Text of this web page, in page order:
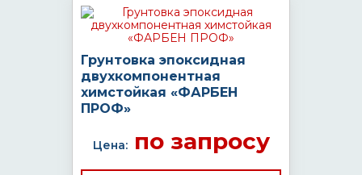
Грунтовка эпоксидная
двухкомпонентная
химстойкая «ФАРБЕН
ПРОФ»
Цена:по запросу